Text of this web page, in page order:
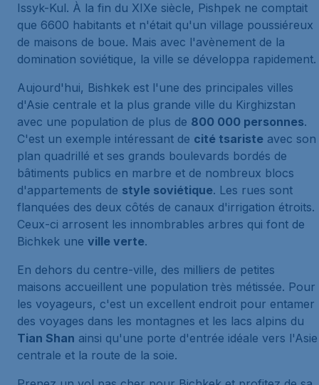
Issyk-Kul. À la fin du XIXe siècle, Pishpek ne comptait
que 6600 habitants et n'était qu'un village poussiéreux
de maisons de boue. Mais avec l'avènement de la
domination soviétique, la ville se développa rapidement.
Aujourd'hui, Bishkek est l'une des principales villes
d'Asie centrale et la plus grande ville du Kirghizstan
avec une population de plus de 800 000 personnes.
C'est un exemple intéressant de cité tsariste avec son
plan quadrillé et ses grands boulevards bordés de
bâtiments publics en marbre et de nombreux blocs
d'appartements de style soviétique. Les rues sont
flanquées des deux côtés de canaux d'irrigation étroits.
Ceux-ci arrosent les innombrables arbres qui font de
Bichkek une ville verte.
En dehors du centre-ville, des milliers de petites
maisons accueillent une population très métissée. Pour
les voyageurs, c'est un excellent endroit pour entamer
des voyages dans les montagnes et les lacs alpins du
Tian Shan ainsi qu'une porte d'entrée idéale vers l'Asie
centrale et la route de la soie.